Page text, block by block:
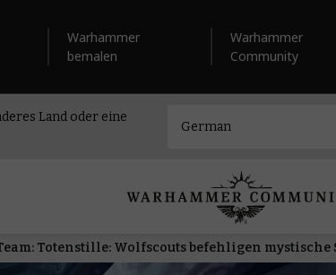
Warhammer
bemalen
Warhammer
Community
Land oder eine
Totenstille: Wolfscouts befehligen mystische